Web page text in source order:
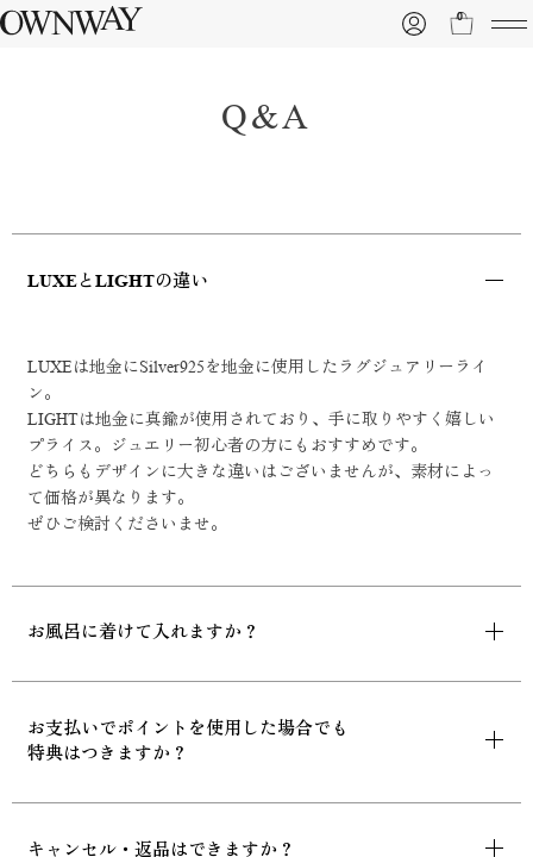
0
Q&A
LUXEとLIGHTの違い
LUXEは地金にSilver925を地金に使用したラグジュアリーライ
ン。
LIGHTは地金に真鍮が使用されており、手に取りやすく嬉しい
プライス。ジュエリー初心者の方にもおすすめです。
どちらもデザインに大きな違いはございませんが、素材によっ
て価格が異なります。
ぜひご検討くださいませ。 ​
お風呂に着けて入れますか？
お支払いでポイントを使用した場合でも
特典はつきますか？
キャンセル・返品はできますか？